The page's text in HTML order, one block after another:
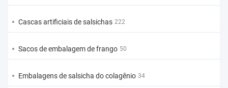
Cascas artificiais de salsichas 222
Sacos de embalagem de frango 50
Embalagens de salsicha do colagênio 34